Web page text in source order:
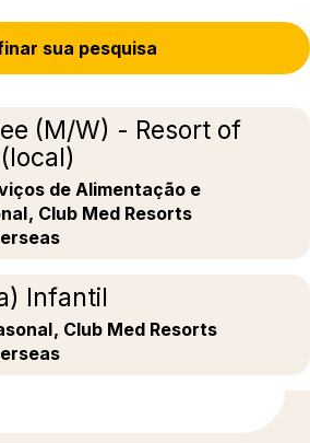
sua pesquisa
(M/W) - Resort of
de Alimentação e
, Club Med Resorts
Infantil
, Club Med Resorts